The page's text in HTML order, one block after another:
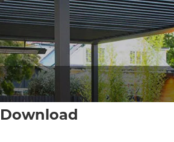
Download